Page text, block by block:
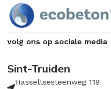
volg ons op sociale media
Sint-Truiden
Hasseltsesteenweg 119